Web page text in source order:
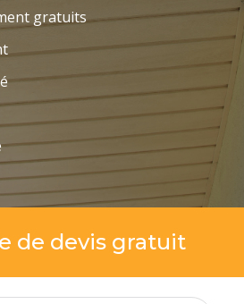
gratuits
de devis gratuit